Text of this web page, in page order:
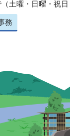
土曜・日曜・祝日
務